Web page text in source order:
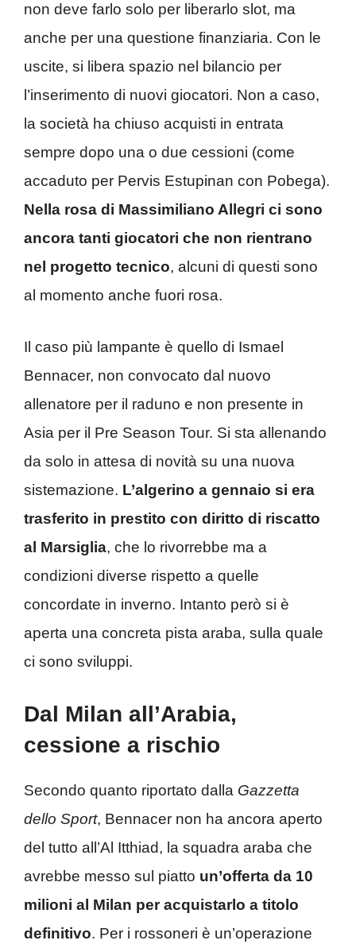
non deve farlo solo per liberarlo slot, ma
anche per una questione finanziaria. Con le
uscite, si libera spazio nel bilancio per
l’inserimento di nuovi giocatori. Non a caso,
la società ha chiuso acquisti in entrata
sempre dopo una o due cessioni (come
accaduto per Pervis Estupinan con Pobega).
Nella rosa di Massimiliano Allegri ci sono
ancora tanti giocatori che non rientrano
nel progetto tecnico, alcuni di questi sono
al momento anche fuori rosa.
Il caso più lampante è quello di Ismael
Bennacer, non convocato dal nuovo
allenatore per il raduno e non presente in
Asia per il Pre Season Tour. Si sta allenando
da solo in attesa di novità su una nuova
sistemazione. L’algerino a gennaio si era
trasferito in prestito con diritto di riscatto
al Marsiglia, che lo rivorrebbe ma a
condizioni diverse rispetto a quelle
concordate in inverno. Intanto però si è
aperta una concreta pista araba, sulla quale
ci sono sviluppi.
Dal Milan all’Arabia,
cessione a rischio
Secondo quanto riportato dalla Gazzetta
dello Sport, Bennacer non ha ancora aperto
del tutto all’Al Itthiad, la squadra araba che
avrebbe messo sul piatto un’offerta da 10
milioni al Milan per acquistarlo a titolo
definitivo. Per i rossoneri è un’operazione